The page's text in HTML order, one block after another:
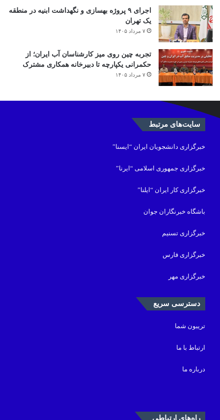
اجرای ۹ پروژه بهسازی و نگهداشت ابنیه در منطقه
یک تهران
۷ مرداد ۱۴۰۵
تجربه چین روی میز کارشناسان آب ایران؛ از
حکمرانی یکپارچه تا دبیرخانه همکاری مشترک
۷ مرداد ۱۴۰۵
سایت‌های مرتبط
خبرگزاری دانشجویان ایران “ایسنا”
خبرگزاری جمهوری اسلامی “ایرنا”
خبرگزاری کار ایران “ایلنا”
باشگاه خبرنگاران جوان
خبرگزاری تسنیم
خبرگزاری فارس
خبرگزاری مهر
دسترسی سریع
تریبون شما
ارتباط با ما
درباره ما
راه‌های ارتباطی